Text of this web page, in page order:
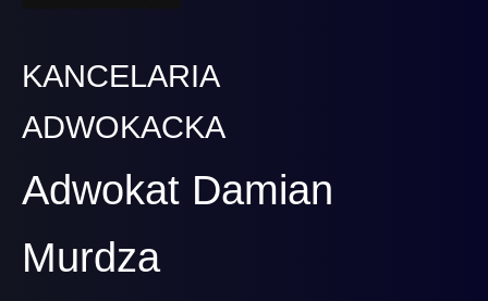
KANCELARIA
ADWOKACKA
Adwokat Damian
Murdza